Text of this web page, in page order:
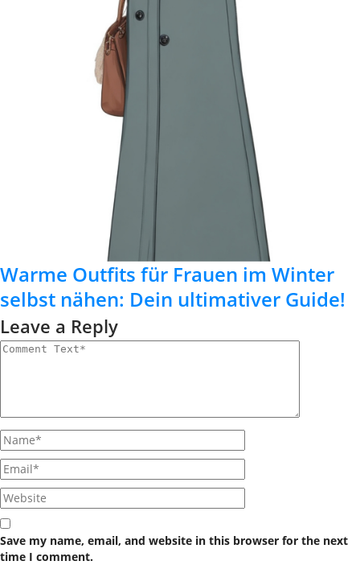
Warme Outfits für Frauen im Winter
selbst nähen: Dein ultimativer Guide!
Leave a Reply
Save my name, email, and website in this browser for the next
time I comment.